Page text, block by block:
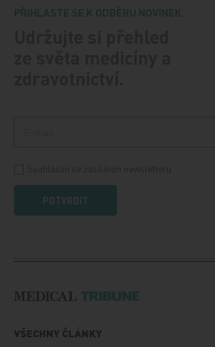
PŘIHLASTE SE K ODBĚRU NOVINEK.
POTVRDIT
VŠECHNY ČLÁNKY